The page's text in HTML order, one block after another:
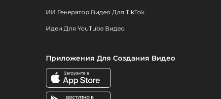
ИИ Генератор Видео Для TikTok
Идеи Для YouTube Видео
Приложения Для Создания Видео